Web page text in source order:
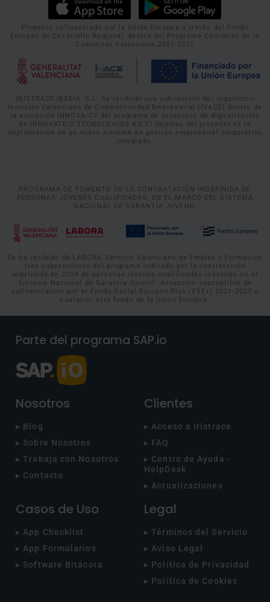
Proyecto cofinanciado por la Unión Europea a través del Fondo
Europeo de Desarrollo Regional, dentro del Programa Operativo de la
Comunitat Valenciana 2021-2027
IRISTRACE IBERIA, S.L. ha recibido una subvención del organismo
Instituto Valenciano de Competitividad Empresarial (IVACE) dentro de
la actuación INNOVA-CV del programa de proyectos de digitalización
de INNOVATEIC TECNOLOGÍAS 4.0 El objetivo del proyecto es la
implantación de un nuevo sistema de gestión empresarial corporativo
integrado.
PROGRAMA DE FOMENTO DE LA CONTRATACIÓN INDEFINIDA DE
PERSONAS JÓVENES CUALIFICADAS, EN EL MARCO DEL SISTEMA
NACIONAL DE GARANTÍA JUVENIL
Se ha recibido de LABORA Servicio Valenciano de Empleo y Formación
tres subvenciones del programa indicado por la contratación
indefinida en 2024 de personas jóvenes cualificadas inscritas en el
Sistema Nacional de Garantía Juvenil. Actuación susceptible de
cofinanciación por el Fondo Social Europeo Plus (FSE+) 2021-2027 o
cualquier otro fondo de la Unión Europea.
Parte del programa SAP.io
Nosotros
▸ Blog
▸ Sobre Nosotros
▸ Trabaja con Nosotros
▸ Contacto
Clientes
▸ Acceso a Iristrace
▸ FAQ
▸ Centro de Ayuda -
HelpDesk
▸ Actualizaciones
Casos de Uso
▸ App Checklist
▸ App Formularios
▸ Software Bitácora
Legal
▸ Términos del Servicio
▸ Aviso Legal
▸ Política de Privacidad
▸ Política de Cookies